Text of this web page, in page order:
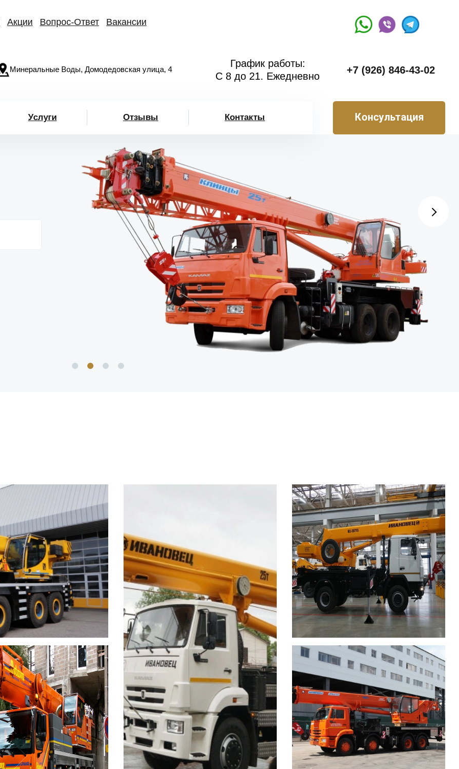
Акции Вопрос-Ответ Вакансии
Минеральные Воды, Домодедовская улица, 4
График работы:
С 8 до 21. Ежедневно
+7 (926) 846-43-02
Услуги Отзывы Контакты Консультация